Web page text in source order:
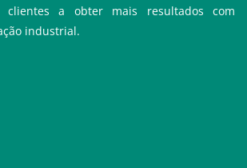
clientes a obter mais resultados com
industrial.